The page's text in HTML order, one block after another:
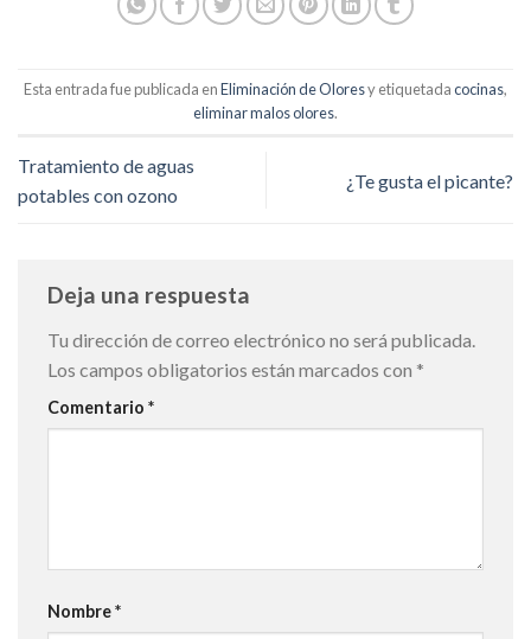
Esta entrada fue publicada enEliminación de Oloresy etiquetadacocinas,
eliminar malos olores.
Tratamiento de aguas
potables con ozono
¿Te gusta el picante?
Deja una respuesta
Tu dirección de correo electrónico no será publicada.
Los campos obligatorios están marcados con *
Comentario *
Nombre*